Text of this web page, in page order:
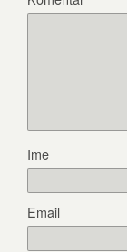
Ime
Email